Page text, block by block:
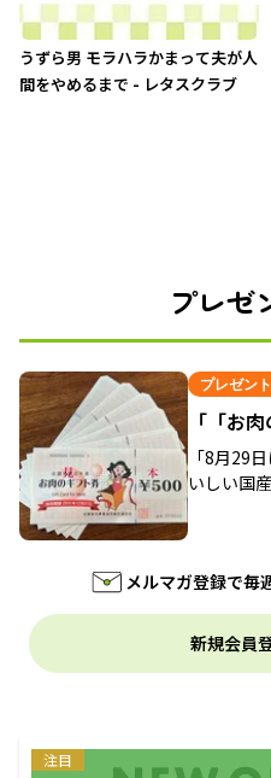
うずら男 モラハラかまって夫が人
間をやめるまで - レタスクラブ
プレゼ
プレゼン
「「お
「8月29
いしい国
メルマガ登録で毎
新規会員
注目